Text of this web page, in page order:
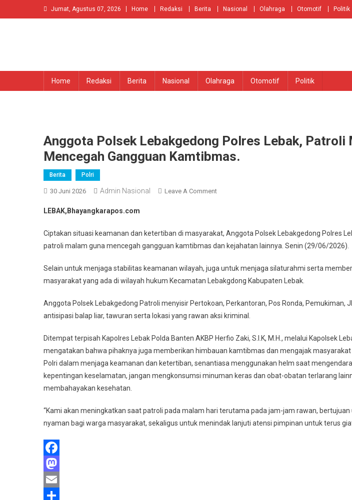
to
Jumat, Agustus 07, 2026 Home Redaksi Berita Nasional Olahraga Otomotif Politik
Home Redaksi Berita Nasional Olahraga Otomotif Politik
Anggota Polsek Lebakgedong Polres Lebak, Patroli
Mencegah Gangguan Kamtibmas.
Berita Polri
30 Juni 2026 Admin Nasional Leave A CommentOn
Polres
Lebak,
Malam
Hari
Mencegah
Gangguan
LEBAK,Bhayangkarapos.com
Ciptakan situasi keamanan dan ketertiban di masyarakat, Anggota Polsek Lebakgedong Polres
patroli malam guna mencegah gangguan kamtibmas dan kejahatan lainnya. Senin (29/06/2026).
Selain untuk menjaga stabilitas keamanan wilayah, juga untuk menjaga silaturahmi serta
masyarakat yang ada di wilayah hukum Kecamatan Lebakgdong Kabupaten Lebak.
Anggota Polsek Lebakgedong Patroli menyisir Pertokoan, Perkantoran, Pos Ronda, Pemukiman,
antisipasi balap liar, tawuran serta lokasi yang rawan aksi kriminal.
Ditempat terpisah Kapolres Lebak Polda Banten AKBP Herfio Zaki, S.I.K, M.H., melalui Kapolsek
mengatakan bahwa pihaknya juga memberikan himbauan kamtibmas dan mengajak
Polri dalam menjaga keamanan dan ketertiban, senantiasa menggunakan helm saat
kepentingan keselamatan, jangan mengkonsumsi minuman keras dan obat-obatan terlarang
membahayakan kesehatan.
“Kami akan meningkatkan saat patroli pada malam hari terutama pada jam-jam rawan,
nyaman bagi warga masyarakat, sekaligus untuk menindak lanjuti atensi pimpinan untuk terus
Facebook
Mastodon
Email